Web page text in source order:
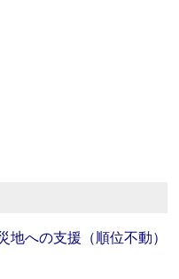
地への支援（順位不動）